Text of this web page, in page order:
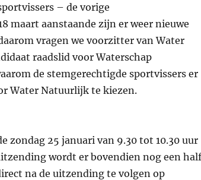
– de vorige
maart aanstaande zijn er weer nieuwe
vragen we voorzitter van Water
raadslid voor Waterschap
de stemgerechtigde sportvissers er
Water Natuurlijk te kiezen.
zondag 25 januari van 9.30 tot 10.30 uur
wordt er bovendien nog een half
na de uitzending te volgen op